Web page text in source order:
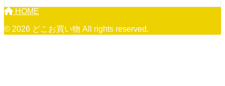
HOME
© 2026 どこお買い物 All rights reserved.